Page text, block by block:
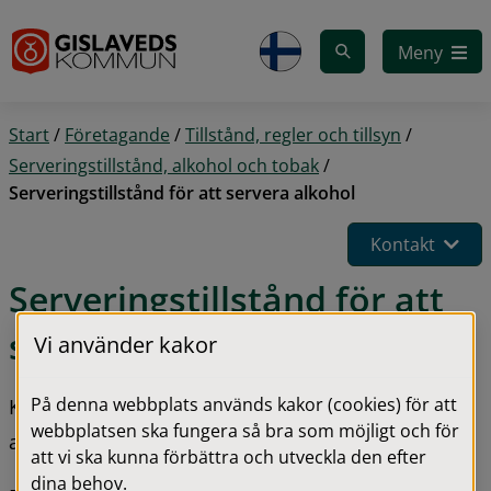
Meny
Start/ Företagande /Tillstånd, regler och tillsyn /
Serveringstillstånd, alkohol och tobak/
Serveringstillstånd för att servera alkohol
Kontakt
Serveringstillstånd för att
servera alkohol
Krav på kök och matservering försvinner ur
alkohollagen
Vi använder kakor
På denna webbplats används kakor (cookies) för att
webbplatsen ska fungera så bra som möjligt och för
att vi ska kunna förbättra och utveckla den efter
dina behov.